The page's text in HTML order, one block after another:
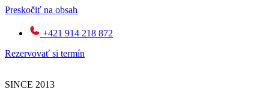
Preskočiť na obsah
+421 914 218 872
Rezervovať si termín
SINCE 2013